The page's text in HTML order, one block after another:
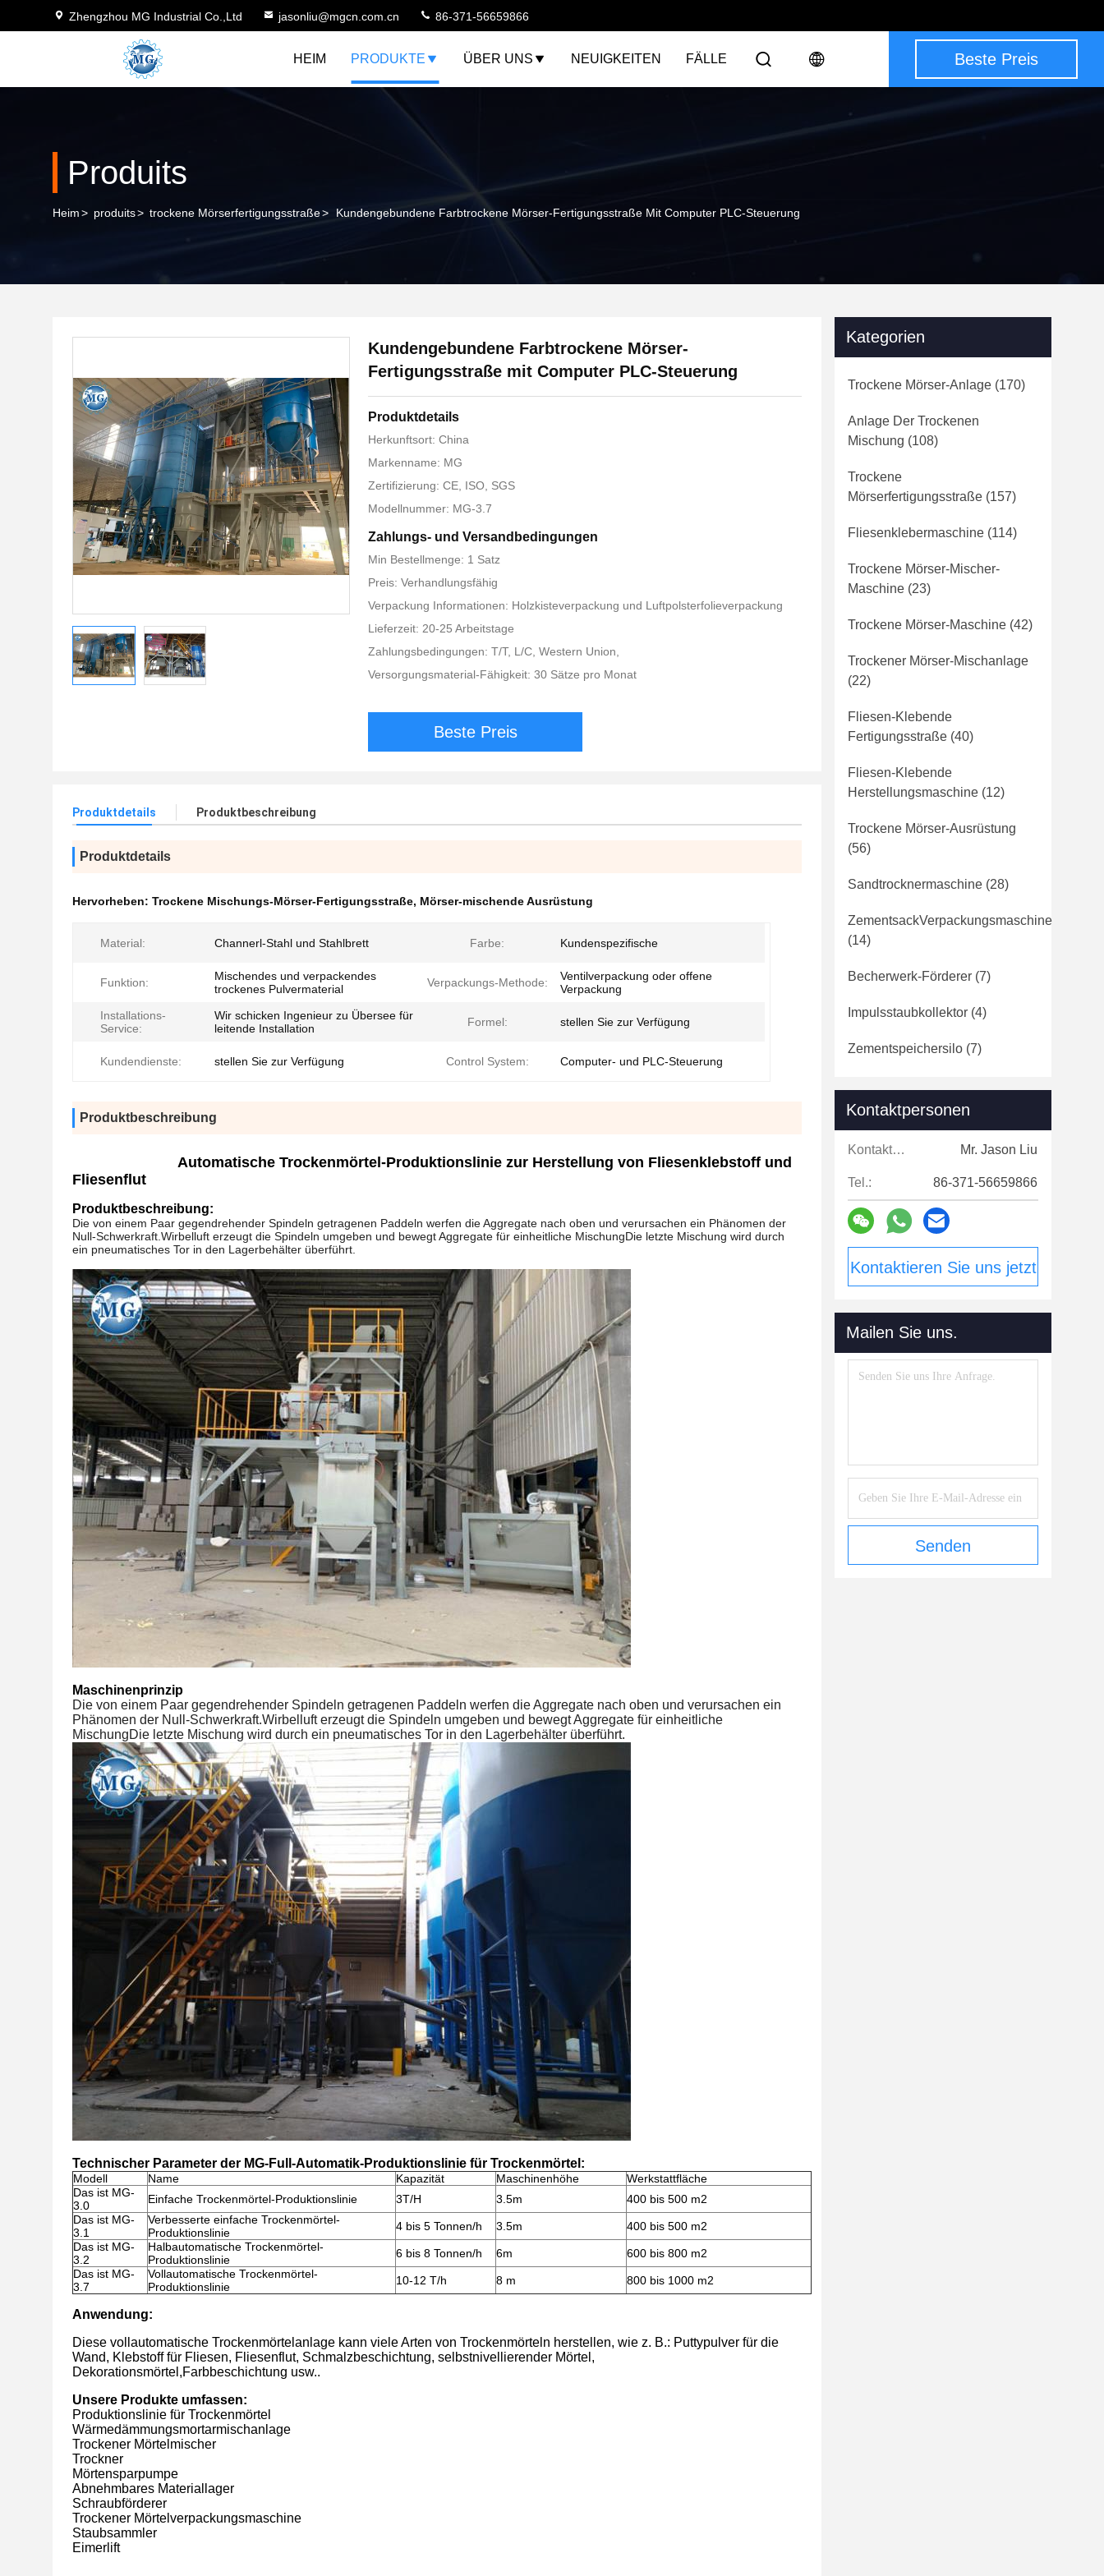
Zhengzhou MG Industrial Co.,Ltd jasonliu@mgcn.com.cn 86-371-56659866
HEIM PRODUKTE ÜBER UNS NEUIGKEITEN FÄLLE Beste Preis
Produits
Heim> produits> trockene Mörserfertigungsstraße> Kundengebundene Farbtrockene Mörser-Fertigungsstraße Mit Computer PLC-Steuerung
Kundengebundene Farbtrockene Mörser-
Fertigungsstraße mit Computer PLC-Steuerung
Produktdetails
Herkunftsort: China
Markenname: MG
Zertifizierung: CE, ISO, SGS
Modellnummer: MG-3.7
Zahlungs- und Versandbedingungen
Min Bestellmenge: 1 Satz
Preis: Verhandlungsfähig
Verpackung Informationen: Holzkisteverpackung und Luftpolsterfolieverpackung
Lieferzeit: 20-25 Arbeitstage
Zahlungsbedingungen: T/T, L/C, Western Union,
Versorgungsmaterial-Fähigkeit: 30 Sätze pro Monat
Beste Preis
Produktdetails Produktbeschreibung
Produktdetails
Hervorheben: Trockene Mischungs-Mörser-Fertigungsstraße, Mörser-mischende Ausrüstung
Material: Channerl-Stahl und Stahlbrett Farbe: Kundenspezifische
Funktion:
Mischendes und verpackendes
trockenes Pulvermaterial
Verpackungs-Methode:
Ventilverpackung oder offene
Verpackung
Installations-
Service:
Wir schicken Ingenieur zu Übersee für
leitende Installation
Formel: stellen Sie zur Verfügung
Kundendienste: stellen Sie zur Verfügung Control System: Computer- und PLC-Steuerung
Produktbeschreibung
Automatische Trockenmörtel-Produktionslinie zur Herstellung von Fliesenklebstoff und
Fliesenflut
Produktbeschreibung:
Die von einem Paar gegendrehender Spindeln getragenen Paddeln werfen die Aggregate nach oben und verursachen ein Phänomen der
Null-Schwerkraft.Wirbelluft erzeugt die Spindeln umgeben und bewegt Aggregate für einheitliche MischungDie letzte Mischung wird durch
ein pneumatisches Tor in den Lagerbehälter überführt.
Maschinenprinzip
Die von einem Paar gegendrehender Spindeln getragenen Paddeln werfen die Aggregate nach oben und verursachen ein
Phänomen der Null-Schwerkraft.Wirbelluft erzeugt die Spindeln umgeben und bewegt Aggregate für einheitliche
MischungDie letzte Mischung wird durch ein pneumatisches Tor in den Lagerbehälter überführt.
Technischer Parameter der MG-Full-Automatik-Produktionslinie für Trockenmörtel:
Modell Name Kapazität Maschinenhöhe
Werkstattfläche
Das ist MG-
3.0
Einfache Trockenmörtel-Produktionslinie 3T/H 3.5m
400 bis 500 m2
Das ist MG-
3.1
Verbesserte einfache Trockenmörtel-
Produktionslinie
4 bis 5 Tonnen/h 3.5m
400 bis 500 m2
Das ist MG-
3.2
Halbautomatische Trockenmörtel-
Produktionslinie
6 bis 8 Tonnen/h 6m
600 bis 800 m2
Das ist MG-
3.7
Vollautomatische Trockenmörtel-
Produktionslinie
10-12 T/h 8 m 800 bis 1000 m2
Anwendung:
Diese vollautomatische Trockenmörtelanlage kann viele Arten von Trockenmörteln herstellen, wie z. B.: Puttypulver für die
Wand, Klebstoff für Fliesen, Fliesenflut, Schmalzbeschichtung, selbstnivellierender Mörtel,
Dekorationsmörtel,Farbbeschichtung usw..
Unsere Produkte umfassen:
Produktionslinie für Trockenmörtel
Wärmedämmungsmortarmischanlage
Trockener Mörtelmischer
Trockner
Mörtensparpumpe
Abnehmbares Materiallager
Schraubförderer
Trockener Mörtelverpackungsmaschine
Staubsammler
Eimerlift
Kategorien
Trockene Mörser-Anlage (170)
Anlage Der Trockenen
Mischung (108)
Trockene
Mörserfertigungsstraße (157)
Fliesenklebermaschine (114)
Trockene Mörser-Mischer-
Maschine (23)
Trockene Mörser-Maschine (42)
Trockener Mörser-Mischanlage
(22)
Fliesen-Klebende
Fertigungsstraße (40)
Fliesen-Klebende
Herstellungsmaschine (12)
Trockene Mörser-Ausrüstung
(56)
Sandtrocknermaschine (28)
ZementsackVerpackungsmaschine
(14)
Becherwerk-Förderer (7)
Impulsstaubkollektor (4)
Zementspeichersilo (7)
Kontaktpersonen
Kontaktpersonen: Mr. Jason Liu
Tel.: 86-371-56659866
Kontaktieren Sie uns jetzt
Mailen Sie uns.
Senden